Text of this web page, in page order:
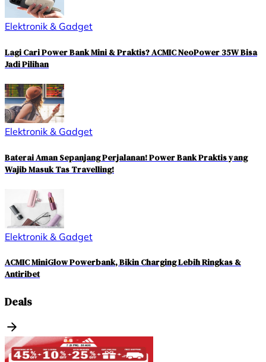
Elektronik & Gadget
Lagi Cari Power Bank Mini & Praktis? ACMIC NeoPower 35W Bisa
Jadi Pilihan
Elektronik & Gadget
Baterai Aman Sepanjang Perjalanan! Power Bank Praktis yang
Wajib Masuk Tas Travelling!
Elektronik & Gadget
ACMIC MiniGlow Powerbank, Bikin Charging Lebih Ringkas &
Antiribet
Deals